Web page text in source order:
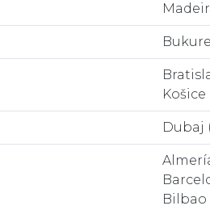
Košice
Dubaj
Bilbao